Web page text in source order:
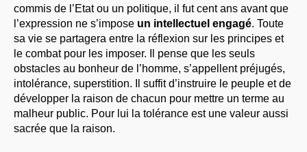
commis de l’Etat ou un politique, il fut cent ans avant que
l’expression ne s’impose un intellectuel engagé. Toute
sa vie se partagera entre la réflexion sur les principes et
le combat pour les imposer. Il pense que les seuls
obstacles au bonheur de l’homme, s’appellent préjugés,
intolérance, superstition. Il suffit d’instruire le peuple et de
développer la raison de chacun pour mettre un terme au
malheur public. Pour lui la tolérance est une valeur aussi
sacrée que la raison.